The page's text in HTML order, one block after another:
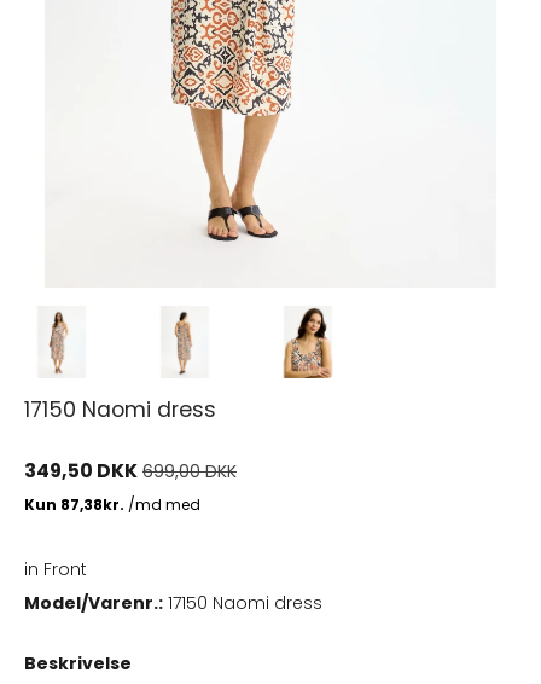
17150 Naomi dress
349,50 DKK 699,00 DKK
in Front
Model/Varenr.: 17150 Naomi dress
Beskrivelse